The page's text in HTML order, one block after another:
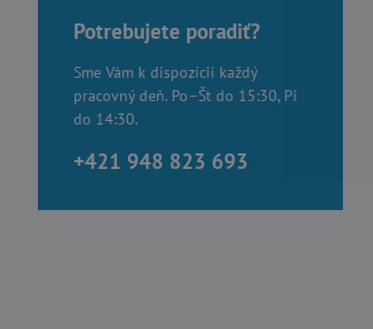
Potrebujete poradiť?
Sme Vám k dispozícii každý
pracovný deň. Po–Št do 15:30, Pi
do 14:30.
+421 948 823 693